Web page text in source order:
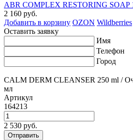
ABR COMPLEX RESTORING SOAP
2 160 руб.
Добавить в корзину OZON Wildberries
Оставить заявку
Имя
Телефон
Город
CALM DERM CLEANSER 250 ml /
мл
Артикул
164213
2 530 руб.